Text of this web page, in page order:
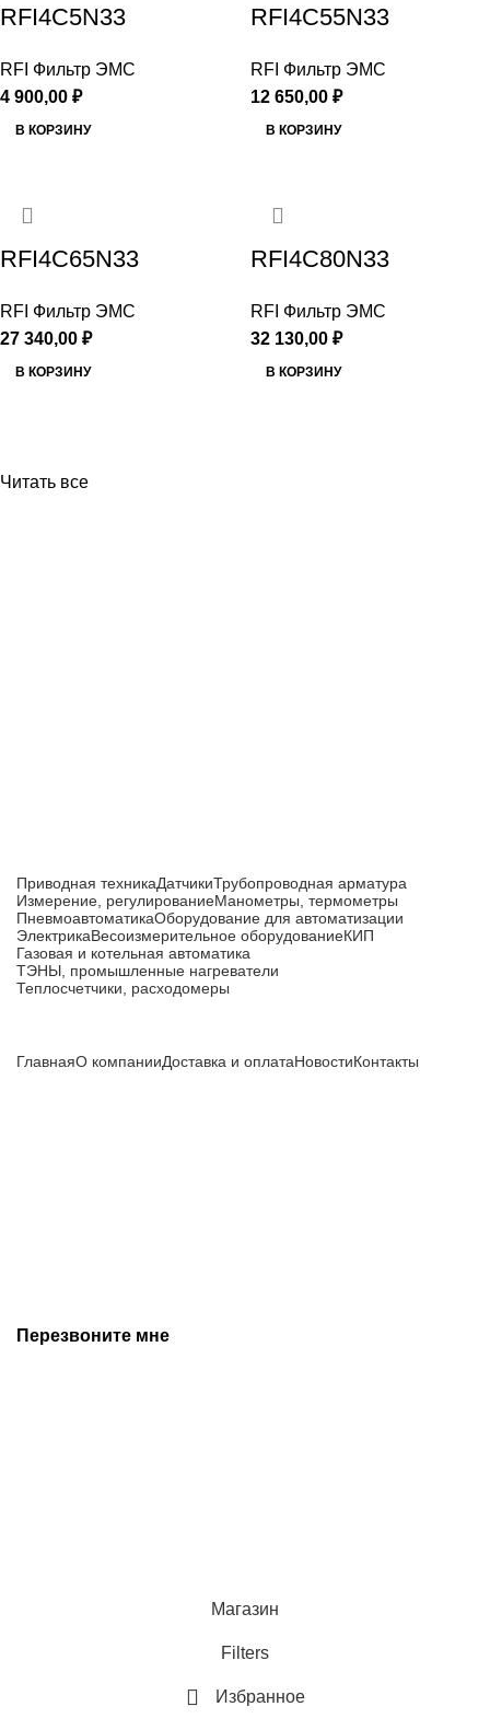
RFI4C5N33
RFI Фильтр ЭМС
4 900,00 ₽
В КОРЗИНУ
RFI4C55N33
RFI Фильтр ЭМС
12 650,00 ₽
В КОРЗИНУ
RFI4C65N33
RFI Фильтр ЭМС
27 340,00 ₽
В КОРЗИНУ
RFI4C80N33
RFI Фильтр ЭМС
32 130,00 ₽
В КОРЗИНУ
Читать все
Приводная техникаДатчикиТрубопроводная арматура
Измерение, регулированиеМанометры, термометры
ПневмоавтоматикаОборудование для автоматизации
ЭлектрикаВесоизмерительное оборудованиеКИП
Газовая и котельная автоматика
ТЭНЫ, промышленные нагреватели
Теплосчетчики, расходомеры
ГлавнаяО компанииДоставка и оплатаНовостиКонтакты
Перезвоните мне
Магазин
Filters
Избранное